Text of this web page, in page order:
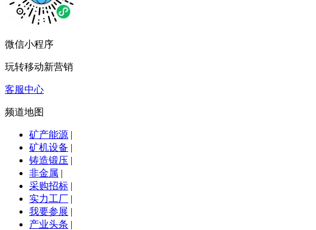
微信小程序
玩转移动新营销
客服中心
频道地图
矿产能源 |
矿机设备 |
铸造锻压 |
非金属 |
采购招标 |
实力工厂 |
我要参展 |
产业头条 |